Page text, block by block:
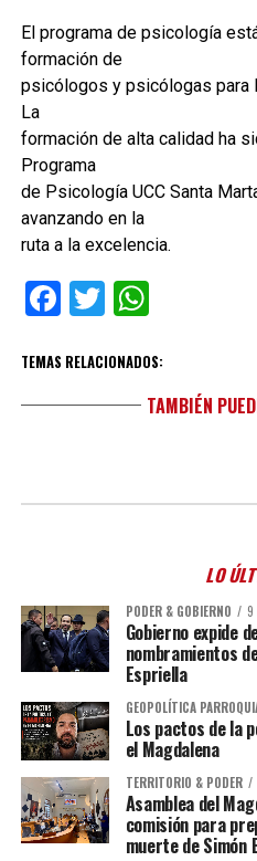
El programa de psicología
formación de
psicólogos y psicólogas para
La
formación de alta calidad ha
Programa
de Psicología UCC Santa
avanzando en la
ruta a la excelencia.
Facebook
Twitter
TEMAS RELACIONADOS:
TAMBIÉN
LO
PODER & GOBIERNO
Gobierno expide
nombramientos
Espriella
GEOPOLÍTICA
Los pactos de la
el Magdalena
TERRITORIO & PODER
Asamblea del
comisión para
muerte de Simón